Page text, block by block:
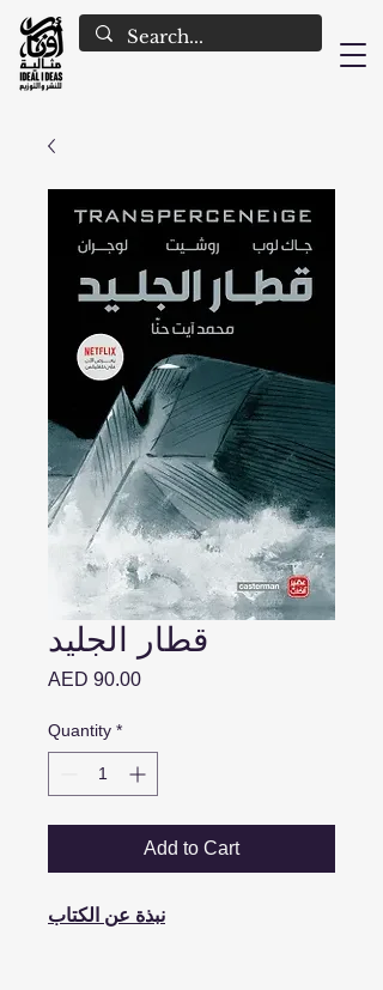
قطار الجليد
AED 90.00Price
Quantity *
Add to Cart
نبذة عن الكتاب